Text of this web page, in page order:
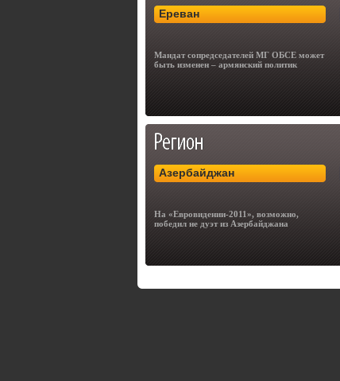
Ереван
Мандат сопредседателей МГ ОБСЕ может
быть изменен – армянский политик
Азербайджан
На «Евровидении-2011», возможно,
победил не дуэт из Азербайджана